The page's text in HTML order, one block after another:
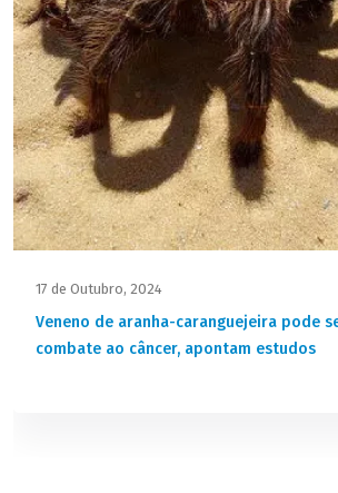
17 de Outubro, 2024
Veneno de aranha-caranguejeira pode
combate ao câncer, apontam estudos